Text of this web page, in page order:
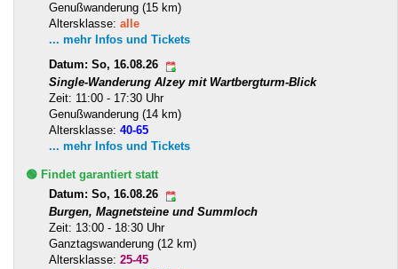
Genußwanderung (15 km)
Altersklasse: alle
... mehr Infos und Tickets
Datum: So, 16.08.26
Single-Wanderung Alzey mit Wartbergturm-Blick
Zeit: 11:00 - 17:30 Uhr
Genußwanderung (14 km)
Altersklasse: 40-65
... mehr Infos und Tickets
🟢 Findet garantiert statt
Datum: So, 16.08.26
Burgen, Magnetsteine und Summloch
Zeit: 13:00 - 18:30 Uhr
Ganztagswanderung (12 km)
Altersklasse: 25-45